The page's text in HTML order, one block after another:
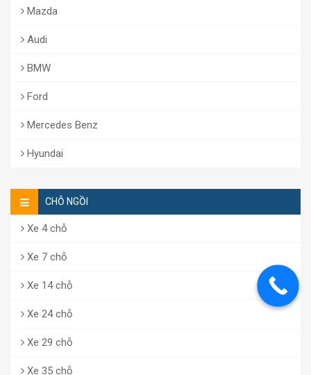
Mazda
Audi
BMW
Ford
Mercedes Benz
Hyundai
CHỖ NGỒI
Xe 4 chỗ
Xe 7 chỗ
Xe 14 chỗ
Xe 24 chỗ
Xe 29 chỗ
Xe 35 chỗ